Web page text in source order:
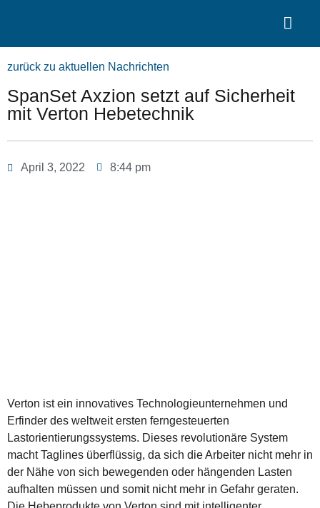
zurück zu aktuellen Nachrichten
SpanSet Axzion setzt auf Sicherheit
mit Verton Hebetechnik
April 3, 2022 8:44 pm
Verton ist ein innovatives Technologieunternehmen und
Erfinder des weltweit ersten ferngesteuerten
Lastorientierungssystems. Dieses revolutionäre System
macht Taglines überflüssig, da sich die Arbeiter nicht mehr in
der Nähe von sich bewegenden oder hängenden Lasten
aufhalten müssen und somit nicht mehr in Gefahr geraten.